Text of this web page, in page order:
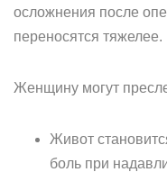
осложнения после
переносятся тяжелее.
Женщину могут
Живот
боль при